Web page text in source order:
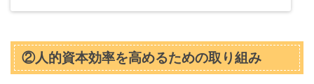
②人的資本効率を高めるための取り組み